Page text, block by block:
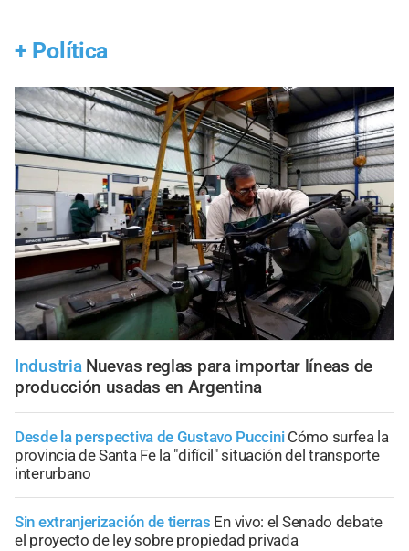
+ Política
Industria Nuevas reglas para importar líneas de
producción usadas en Argentina
Desde la perspectiva de Gustavo Puccini Cómo surfea la
provincia de Santa Fe la "difícil" situación del transporte
interurbano
Sin extranjerización de tierras En vivo: el Senado debate
el proyecto de ley sobre propiedad privada